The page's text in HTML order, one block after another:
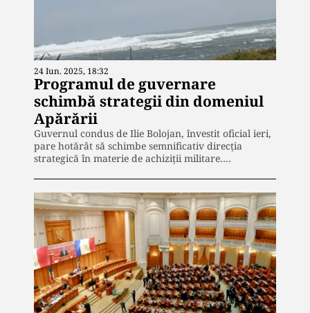
24 Iun. 2025, 18:32
Programul de guvernare
schimbă strategii din domeniul
Apărării
Guvernul condus de Ilie Bolojan, învestit oficial ieri,
pare hotărât să schimbe semnificativ direcția
strategică în materie de achiziții militare.…